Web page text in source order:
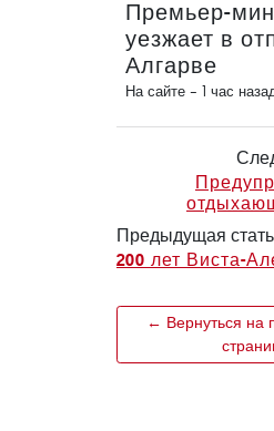
Премьер-
уезжает в
Алгарве
На сайте - 1 час
Предыдущая
200 лет Виста-
← Вернуться на